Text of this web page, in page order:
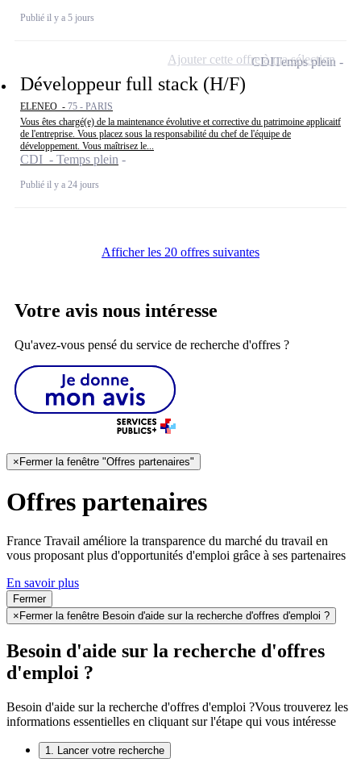
Publié il y a 5 jours
Développeur full stack (H/F)
ELENEO - 75 - PARIS
Vous êtes chargé(e) de la maintenance évolutive et corrective du patrimoine applicaitf
de l'entreprise. Vous placez sous la responsabilité du chef de l'équipe de
développement. Vous maîtrisez le...
CDI - Temps plein
Publié il y a 24 jours
CDITemps plein
Ajouter cette offre à ma sélection
Afficher les 20 offres suivantes
Votre avis nous intéresse
Qu'avez-vous pensé du service de recherche d'offres ?
×Fermer la fenêtre "Offres partenaires"
Offres partenaires
France Travail améliore la transparence du marché du travail en
vous proposant plus d'opportunités d'emploi grâce à ses partenaires
En savoir plus
Fermer
× Fermer la fenêtre Besoin d'aide sur la recherche d'offres d'emploi ?
Besoin d'aide sur la recherche d'offres
d'emploi ?
Besoin d'aide sur la recherche d'offres d'emploi ?Vous trouverez les
informations essentielles en cliquant sur l'étape qui vous intéresse
1. Lancer votre recherche